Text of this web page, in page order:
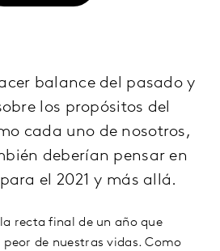
balance del pasado y
los propósitos del
cada uno de nosotros,
deberían pensar en
el 2021 y más allá.
recta final de un año que
de nuestras vidas. Como